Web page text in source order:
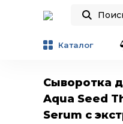
Каталог
Сыворотка
Aqua Seed
Serum с